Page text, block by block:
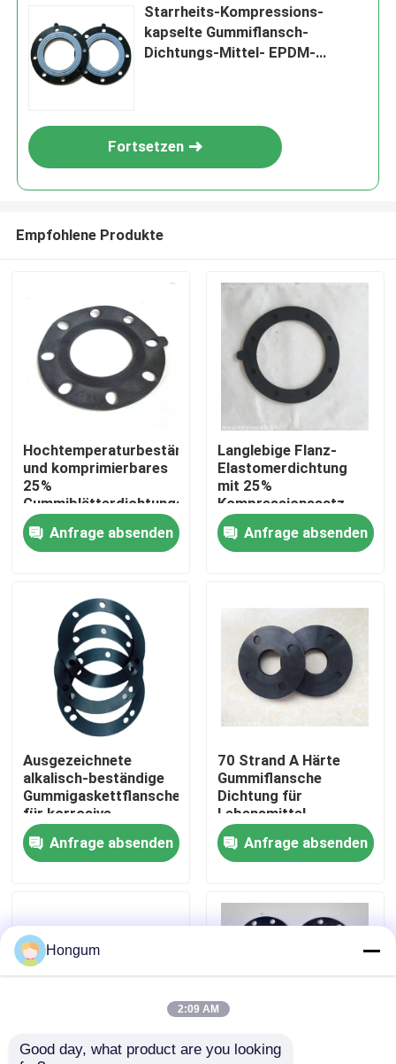
Zu Hause
Produkte
Über uns
Werksbesichtigung
Qualitätskontrolle
Neuigkeiten
Bitte um ein Angebot
Gummimembrandichtungen
Ventil-Gummimembran
Starrheits-Kompressions-
kapselte Gummiflansch-
Dichtungs-Mittel- EPDM-
Fortsetzen
Empfohlene Produkte
Hochtemperaturbeständiges
und komprimierbares
25%
Gummiblätterdichtungsset
für Industrie
Anfrage absenden
Langlebige Flanz-
Elastomerdichtung
mit 25%
Kompressionssatz
und ausgezeichneter
Alkalibeständigkeit
Anfrage absenden
Ausgezeichnete
alkalisch-beständige
Gummigaskettflansche
für korrosive
Umgebungen in der
chemischen
Verarbeitung
Anfrage absenden
70 Strand A Härte
Gummiflansche
Dichtung für
Lebensmittel
Umgebung 1/16 Zoll
DickeAnfrage absenden
Hongum
2:09 AM
Good day, what product are you looking